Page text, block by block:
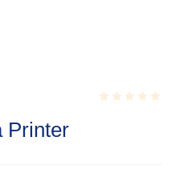
Printer